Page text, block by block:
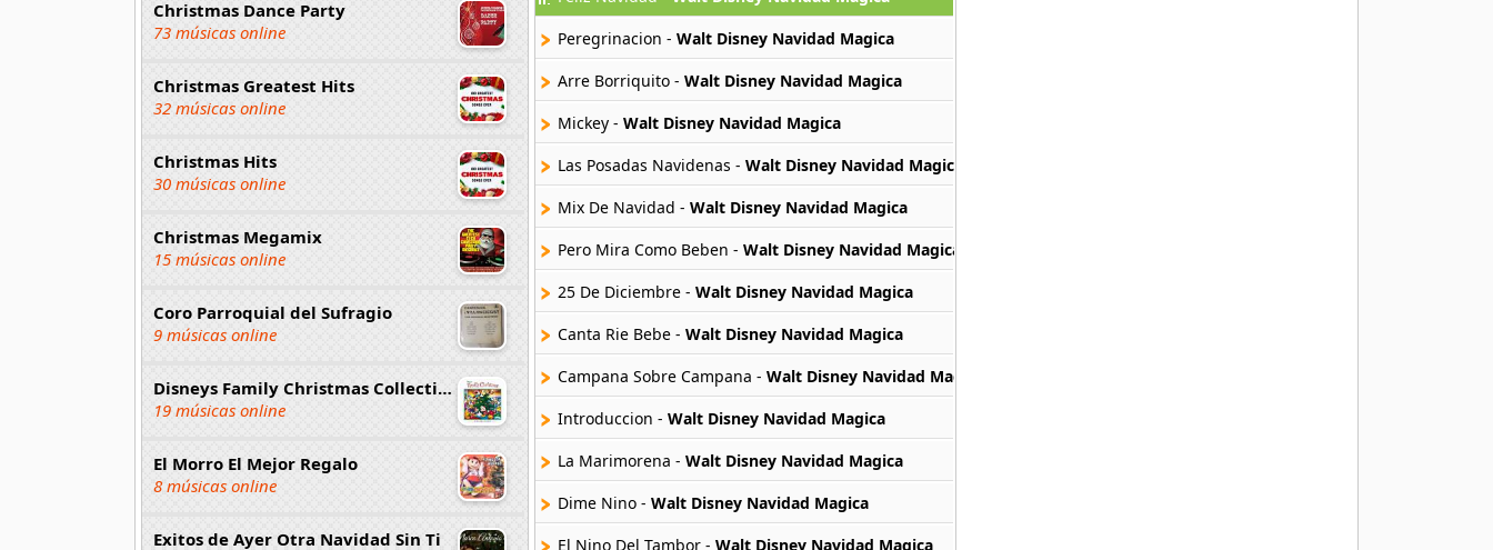
Christmas Dance Party
73 músicas online
Christmas Greatest Hits
32 músicas online
Christmas Hits
30 músicas online
Christmas Megamix
15 músicas online
Coro Parroquial del Sufragio
9 músicas online
Disneys Family Christmas Collection
19 músicas online
El Morro El Mejor Regalo
8 músicas online
Exitos de Ayer Otra Navidad Sin Ti
Peregrinacion - Walt Disney Navidad Magica
Arre Borriquito - Walt Disney Navidad Magica
Mickey - Walt Disney Navidad Magica
Las Posadas Navidenas - Walt Disney Navidad Magica
Mix De Navidad - Walt Disney Navidad Magica
Pero Mira Como Beben - Walt Disney Navidad Magica
25 De Diciembre - Walt Disney Navidad Magica
Canta Rie Bebe - Walt Disney Navidad Magica
Campana Sobre Campana - Walt Disney Navidad Magica
Introduccion - Walt Disney Navidad Magica
La Marimorena - Walt Disney Navidad Magica
Dime Nino - Walt Disney Navidad Magica
El Nino Del Tambor - Walt Disney Navidad Magica